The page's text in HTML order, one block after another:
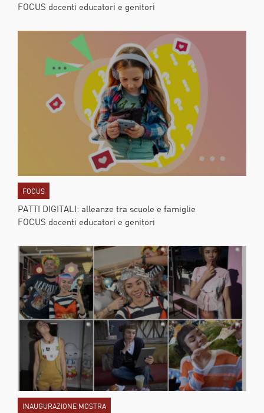
FOCUS docenti educatori e genitori
FOCUS
PATTI DIGITALI: alleanze tra scuole e famiglie
FOCUS docenti educatori e genitori
INAUGURAZIONE MOSTRA